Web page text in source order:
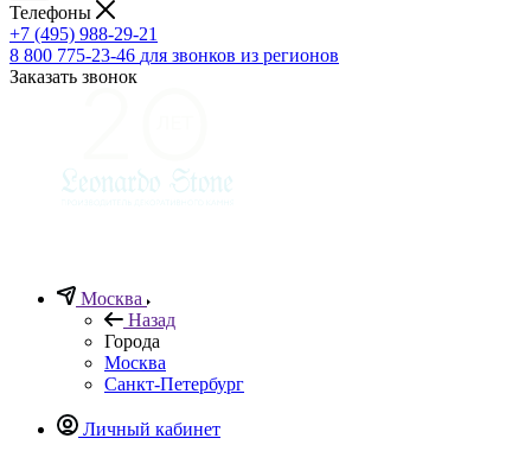
Телефоны
+7 (495) 988-29-21
8 800 775-23-46 для звонков из регионов
Заказать звонок
Москва
Назад
Города
Москва
Санкт-Петербург
Личный кабинет